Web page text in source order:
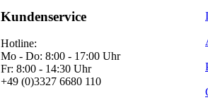
Kundenservice
Hotline:
Mo - Do: 8:00 - 17:00 Uhr
Fr: 8:00 - 14:30 Uhr
+49 (0)3327 6680 110